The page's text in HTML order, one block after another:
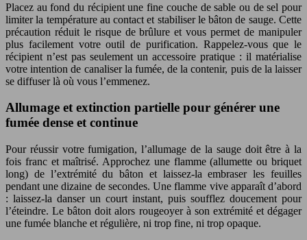
Placez au fond du récipient une fine couche de sable ou de sel pour
limiter la température au contact et stabiliser le bâton de sauge. Cette
précaution réduit le risque de brûlure et vous permet de manipuler
plus facilement votre outil de purification. Rappelez-vous que le
récipient n’est pas seulement un accessoire pratique : il matérialise
votre intention de canaliser la fumée, de la contenir, puis de la laisser
se diffuser là où vous l’emmenez.
Allumage et extinction partielle pour générer une
fumée dense et continue
Pour réussir votre fumigation, l’allumage de la sauge doit être à la
fois franc et maîtrisé. Approchez une flamme (allumette ou briquet
long) de l’extrémité du bâton et laissez-la embraser les feuilles
pendant une dizaine de secondes. Une flamme vive apparaît d’abord
: laissez-la danser un court instant, puis soufflez doucement pour
l’éteindre. Le bâton doit alors rougeoyer à son extrémité et dégager
une fumée blanche et régulière, ni trop fine, ni trop opaque.